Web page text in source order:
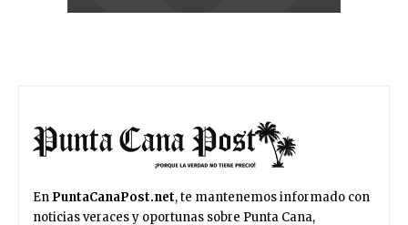
En PuntaCanaPost.net, te mantenemos informado con
noticias veraces y oportunas sobre Punta Cana,